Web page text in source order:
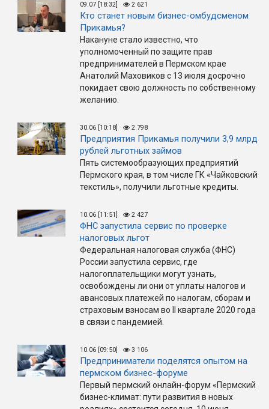
09.07 [18:32] 2 621
Кто станет новым бизнес-омбудсменом
Прикамья?
Накануне стало известно, что
уполномоченный по защите прав
предпринимателей в Пермском крае
Анатолий Маховиков с 13 июля досрочно
покидает свою должность по собственному
желанию.
30.06 [10:18] 2 798
Предприятия Прикамья получили 3,9 млрд
рублей льготных займов
Пять системообразующих предприятий
Пермского края, в том числе ГК «Чайковский
текстиль», получили льготные кредиты.
10.06 [11:51] 2 427
ФНС запустила сервис по проверке
налоговых льгот
Федеральная налоговая служба (ФНС)
России запустила сервис, где
налогоплательщики могут узнать,
освобождены ли они от уплаты налогов и
авансовых платежей по налогам, сборам и
страховым взносам во II квартале 2020 года
в связи с пандемией.
10.06 [09:50] 3 106
Предприниматели поделятся опытом на
пермском бизнес-форуме
Первый пермский онлайн-форум «Пермский
бизнес-климат: пути развития в новых